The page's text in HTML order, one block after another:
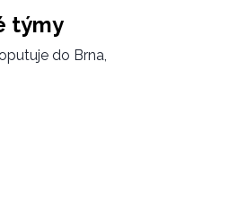
týmy
do Brna,